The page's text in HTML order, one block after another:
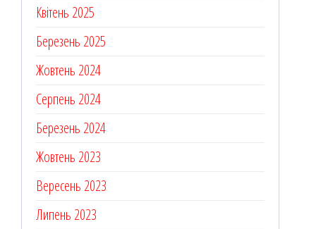
Квітень 2025
Березень 2025
Жовтень 2024
Серпень 2024
Березень 2024
Жовтень 2023
Вересень 2023
Липень 2023